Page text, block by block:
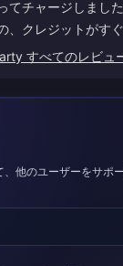
てチャージしまし
、クレジットがす
マーサービスの返
ポートの対応がも
すべてのレビュ
他のユーザーをサポ